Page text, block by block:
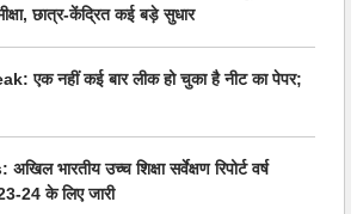
छात्र-केंद्रित कई बड़े सुधार
एक नहीं कई बार लीक हो चुका है नीट का पेपर;
भारतीय उच्च शिक्षा सर्वेक्षण रिपोर्ट वर्ष
24 के लिए जारी